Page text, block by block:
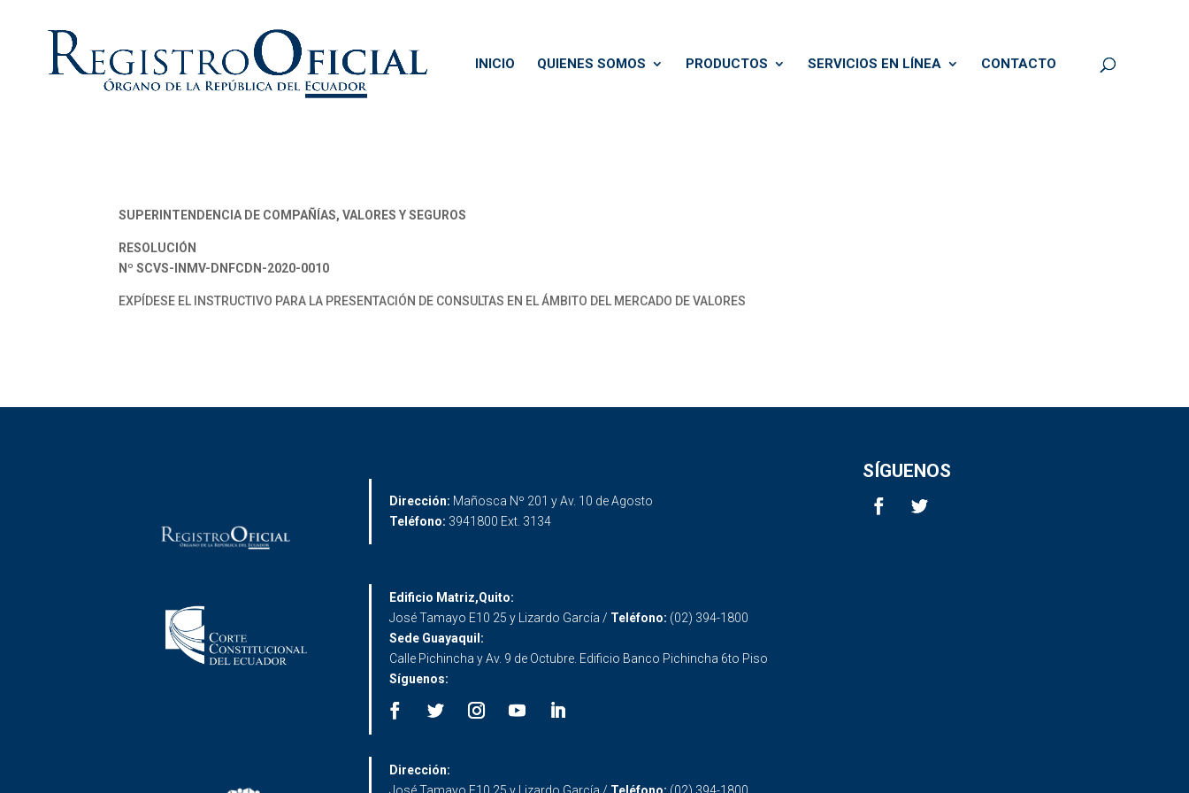
INICIO QUIENES SOMOS PRODUCTOS SERVICIOS EN LÍNEA CONTACTO
SUPERINTENDENCIA DE COMPAÑÍAS, VALORES Y SEGUROS
RESOLUCIÓN
Nº SCVS-INMV-DNFCDN-2020-0010
EXPÍDESE EL INSTRUCTIVO PARA LA PRESENTACIÓN DE CONSULTAS EN EL ÁMBITO DEL MERCADO DE VALORES
Dirección: Mañosca Nº 201 y Av. 10 de Agosto
Teléfono: 3941800 Ext. 3134
SÍGUENOS
Edificio Matriz,Quito:
José Tamayo E10 25 y Lizardo García / Teléfono: (02) 394-1800
Sede Guayaquil:
Calle Pichincha y Av. 9 de Octubre. Edificio Banco Pichincha 6to Piso
Síguenos:
Dirección: